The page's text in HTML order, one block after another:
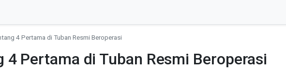
4 Pertama di Tuban Resmi Beroperasi
4 Pertama di Tuban Resmi Beroperasi